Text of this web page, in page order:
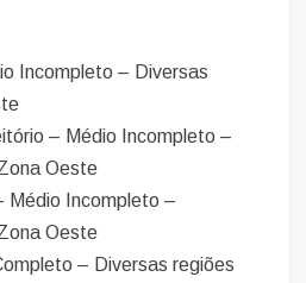
Incompleto – Diversas
– Médio Incompleto –
Oeste
Médio Incompleto –
Oeste
– Diversas regiões